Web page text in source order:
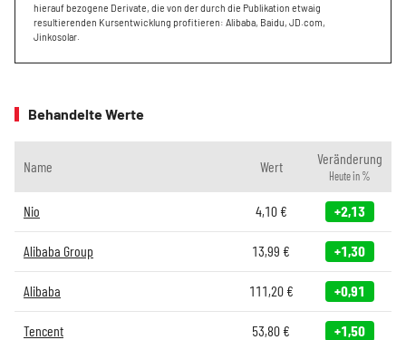
hierauf bezogene Derivate, die von der durch die Publikation etwaig
resultierenden Kursentwicklung profitieren: Alibaba, Baidu, JD.com,
Jinkosolar.
Behandelte Werte
Name Wert Veränderung
Heute in %
Nio 4,10€ +2,13
Alibaba Group 13,99 € +1,30
Alibaba 111,20€ +0,91
Tencent 53,80 € +1,50